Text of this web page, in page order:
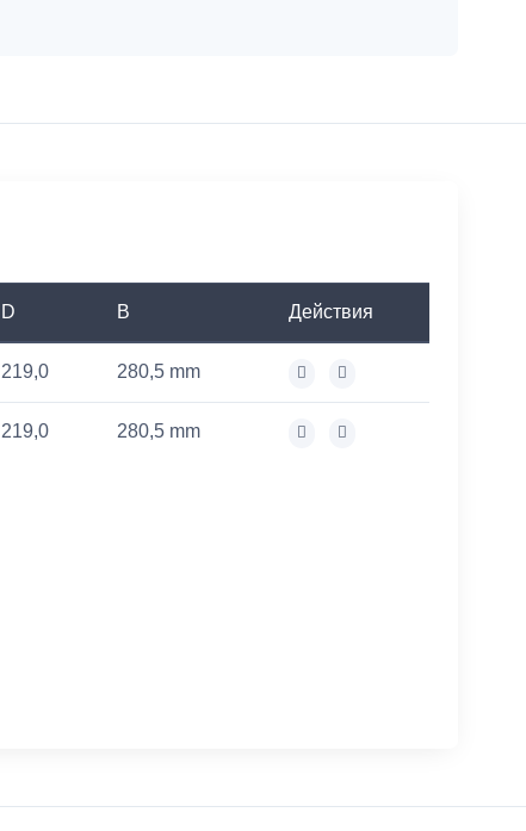
D B Действия
219,0 280,5 mm
219,0 280,5 mm